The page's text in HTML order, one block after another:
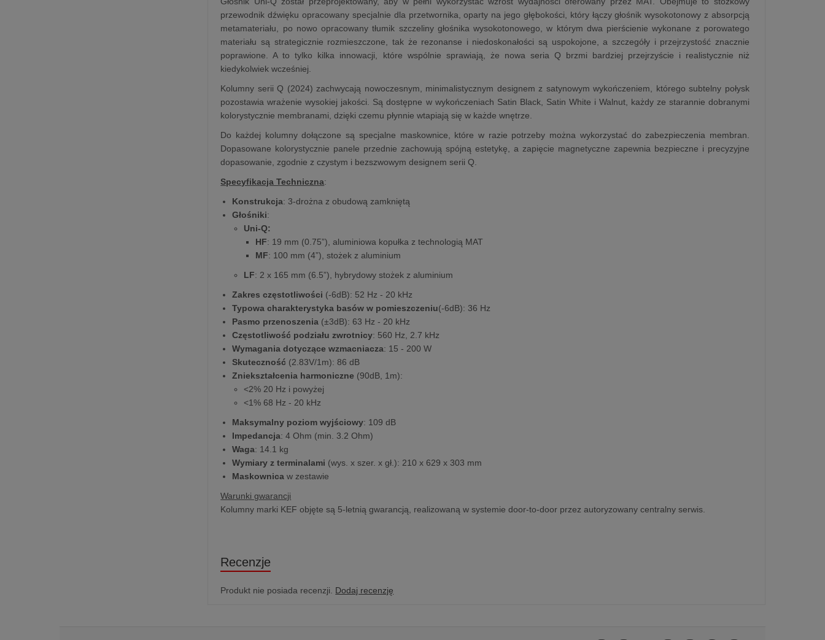
przewodnik dźwięku opracowany specjalnie dla przetwornika, oparty na jego głębokości, który łączy głośnik wysokotonowy z absorpcją
metamateriału, po nowo opracowany tłumik szczeliny głośnika wysokotonowego, w którym dwa pierścienie wykonane z porowatego
materiału są strategicznie rozmieszczone, tak że rezonanse i niedoskonałości są uspokojone, a szczegóły i przejrzystość znacznie
poprawione. A to tylko kilka innowacji, które wspólnie sprawiają, że nowa seria Q brzmi bardziej przejrzyście i realistycznie niż
kiedykolwiek wcześniej.
Kolumny serii Q (2024) zachwycają nowoczesnym, minimalistycznym designem z satynowym wykończeniem, którego subtelny połysk
pozostawia wrażenie wysokiej jakości. Są dostępne w wykończeniach Satin Black, Satin White i Walnut, każdy ze starannie dobranymi
kolorystycznie membranami, dzięki czemu płynnie wtapiają się w każde wnętrze.
Do każdej kolumny dołączone są specjalne maskownice, które w razie potrzeby można wykorzystać do zabezpieczenia membran.
Dopasowane kolorystycznie panele przednie zachowują spójną estetykę, a zapięcie magnetyczne zapewnia bezpieczne i precyzyjne
dopasowanie, zgodnie z czystym i bezszwowym designem serii Q.
Specyfikacja Techniczna:
Konstrukcja: 3-drożna z obudową zamkniętą
Głośniki:
Uni-Q:
HF: 19 mm (0.75”), aluminiowa kopułka z technologią MAT
MF: 100 mm (4”), stożek z aluminium
LF: 2 x 165 mm (6.5”), hybrydowy stożek z aluminium
Zakres częstotliwości (-6dB): 52 Hz - 20 kHz
Typowa charakterystyka basów w pomieszczeniu(-6dB): 36 Hz
Pasmo przenoszenia (±3dB): 63 Hz - 20 kHz
Częstotliwość podziału zwrotnicy: 560 Hz, 2.7 kHz
Wymagania dotyczące wzmacniacza: 15 - 200 W
Skuteczność (2.83V/1m): 86 dB
Zniekształcenia harmoniczne (90dB, 1m):
<2% 20 Hz i powyżej
<1% 68 Hz - 20 kHz
Maksymalny poziom wyjściowy: 109 dB
Impedancja: 4 Ohm (min. 3.2 Ohm)
Waga: 14.1 kg
Wymiary z terminalami (wys. x szer. x gł.): 210 x 629 x 303 mm
Maskownica w zestawie
Warunki gwarancji
Kolumny marki KEF objęte są 5-letnią gwarancją, realizowaną w systemie door-to-door przez autoryzowany centralny serwis.
Recenzje
Produkt nie posiada recenzji. Dodaj recenzję